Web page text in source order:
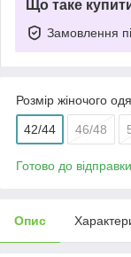
Що таке
Замовлення
Розмір жіночого
42/44 46/48
Готово до відправки
Опис